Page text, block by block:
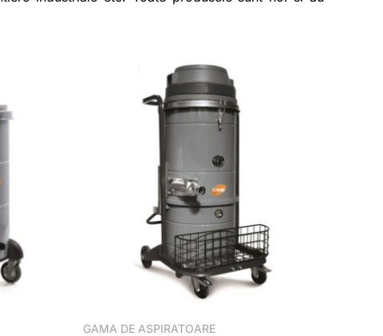
GAMA DE ASPIRATOARE